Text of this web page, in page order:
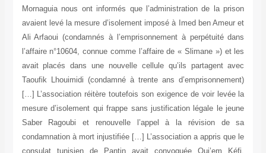
Mornaguia nous ont informés que l’administration de la prison
avaient levé la mesure d’isolement imposé à Imed ben Ameur et
Ali Arfaoui (condamnés à l’emprisonnement à perpétuité dans
l’affaire n°10604, connue comme l’affaire de « Slimane ») et les
avait placés dans une nouvelle cellule qu’ils partagent avec
Taoufik Lhouimidi (condamné à trente ans d’emprisonnement)
[…] L’association réitère toutefois son exigence de voir levée la
mesure d’isolement qui frappe sans justification légale le jeune
Saber Ragoubi et renouvelle l’appel à la révision de sa
condamnation à mort injustifiée […] L’association a appris que le
consulat tunisien de Pantin avait convoquée Oui’em Kéfi,